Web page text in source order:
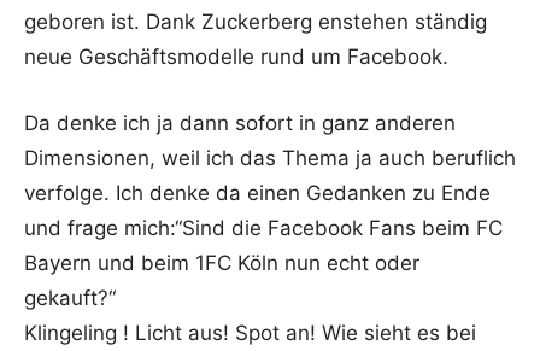
geboren ist. Dank Zuckerberg enstehen ständig
neue Geschäftsmodelle rund um Facebook.
Da denke ich ja dann sofort in ganz anderen
Dimensionen, weil ich das Thema ja auch beruflich
verfolge. Ich denke da einen Gedanken zu Ende
und frage mich:“Sind die Facebook Fans beim FC
Bayern und beim 1FC Köln nun echt oder
gekauft?“
Klingeling ! Licht aus! Spot an! Wie sieht es bei